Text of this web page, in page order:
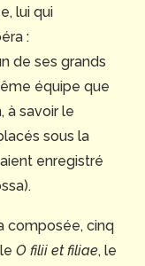
lui qui
:
de ses grands
équipe que
à savoir le
sous la
enregistré
composée, cinq
O filii et filiae, le